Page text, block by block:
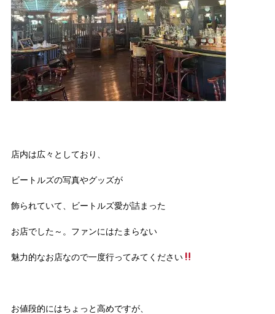
店内は広々としており、
ビートルズの写真やグッズが
飾られていて、ビートルズ愛が詰まった
お店でした～。ファンにはたまらない
魅力的なお店なので一度行ってみてください
お値段的にはちょっと高めですが、